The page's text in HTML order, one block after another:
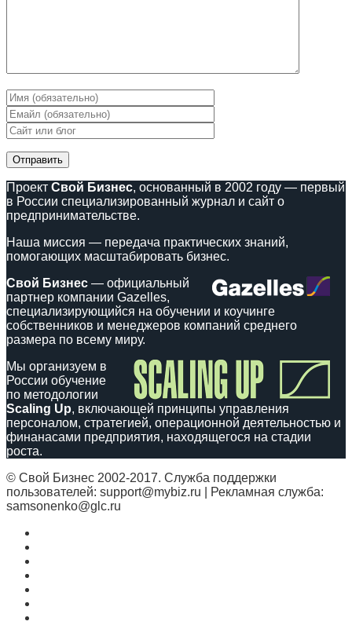
Проект Свой Бизнес, основанный в 2002 году — первый
в России специализированный журнал и сайт о
предпринимательстве.
Наша миссия — передача практических знаний,
помогающих масштабировать бизнес.
Свой Бизнес — официальный
партнер компании Gazelles,
специализирующийся на обучении и коучинге
собственников и менеджеров компаний среднего
размера по всему миру.
Мы организуем в
России обучение
по методологии
Scaling Up, включающей принципы управления
персоналом, стратегией, операционной деятельностью и
финанасами предприятия, находящегося на стадии
роста.
© Свой Бизнес 2002-2017. Служба поддержки
пользователей: support@mybiz.ru | Рекламная служба:
samsonenko@glc.ru